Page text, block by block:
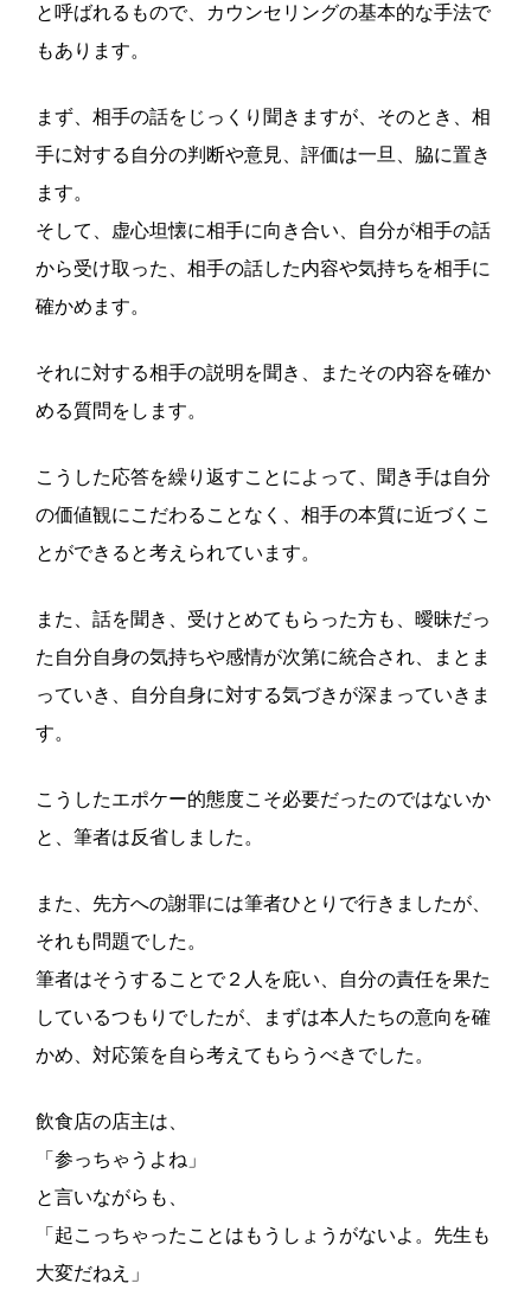
と呼ばれるもので、カウンセリングの基本的な手法で
もあります。
まず、相手の話をじっくり聞きますが、そのとき、相
手に対する自分の判断や意見、評価は一旦、脇に置き
ます。
そして、虚心坦懐に相手に向き合い、自分が相手の話
から受け取った、相手の話した内容や気持ちを相手に
確かめます。
それに対する相手の説明を聞き、またその内容を確か
める質問をします。
こうした応答を繰り返すことによって、聞き手は自分
の価値観にこだわることなく、相手の本質に近づくこ
とができると考えられています。
また、話を聞き、受けとめてもらった方も、曖昧だっ
た自分自身の気持ちや感情が次第に統合され、まとま
っていき、自分自身に対する気づきが深まっていきま
す。
こうしたエポケー的態度こそ必要だったのではないか
と、筆者は反省しました。
また、先方への謝罪には筆者ひとりで行きましたが、
それも問題でした。
筆者はそうすることで２人を庇い、自分の責任を果た
しているつもりでしたが、まずは本人たちの意向を確
かめ、対応策を自ら考えてもらうべきでした。
飲食店の店主は、
「参っちゃうよね」
と言いながらも、
「起こっちゃったことはもうしょうがないよ。先生も
大変だねえ」